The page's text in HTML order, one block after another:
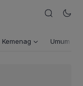
Kemenag Umum